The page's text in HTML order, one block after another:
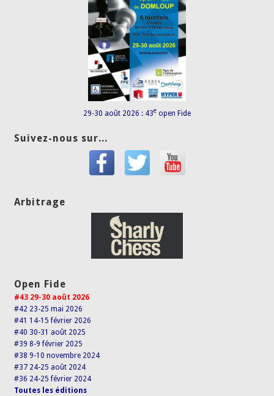
29-30 août 2026 : 43e open Fide
Suivez-nous sur...
Arbitrage
Open Fide
#43 29-30 août 2026
#42 23-25 mai 2026
#41 14-15 février 2026
#40 30-31 août 2025
#39 8-9 février 2025
#38 9-10 novembre 2024
#37 24-25 août 2024
#36 24-25 février 2024
Toutes les éditions